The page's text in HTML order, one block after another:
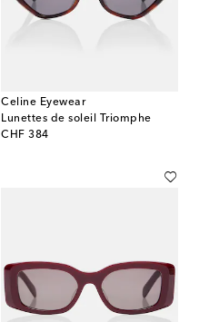
Celine Eyewear
Lunettes de soleil Triomphe
CHF 384
original price